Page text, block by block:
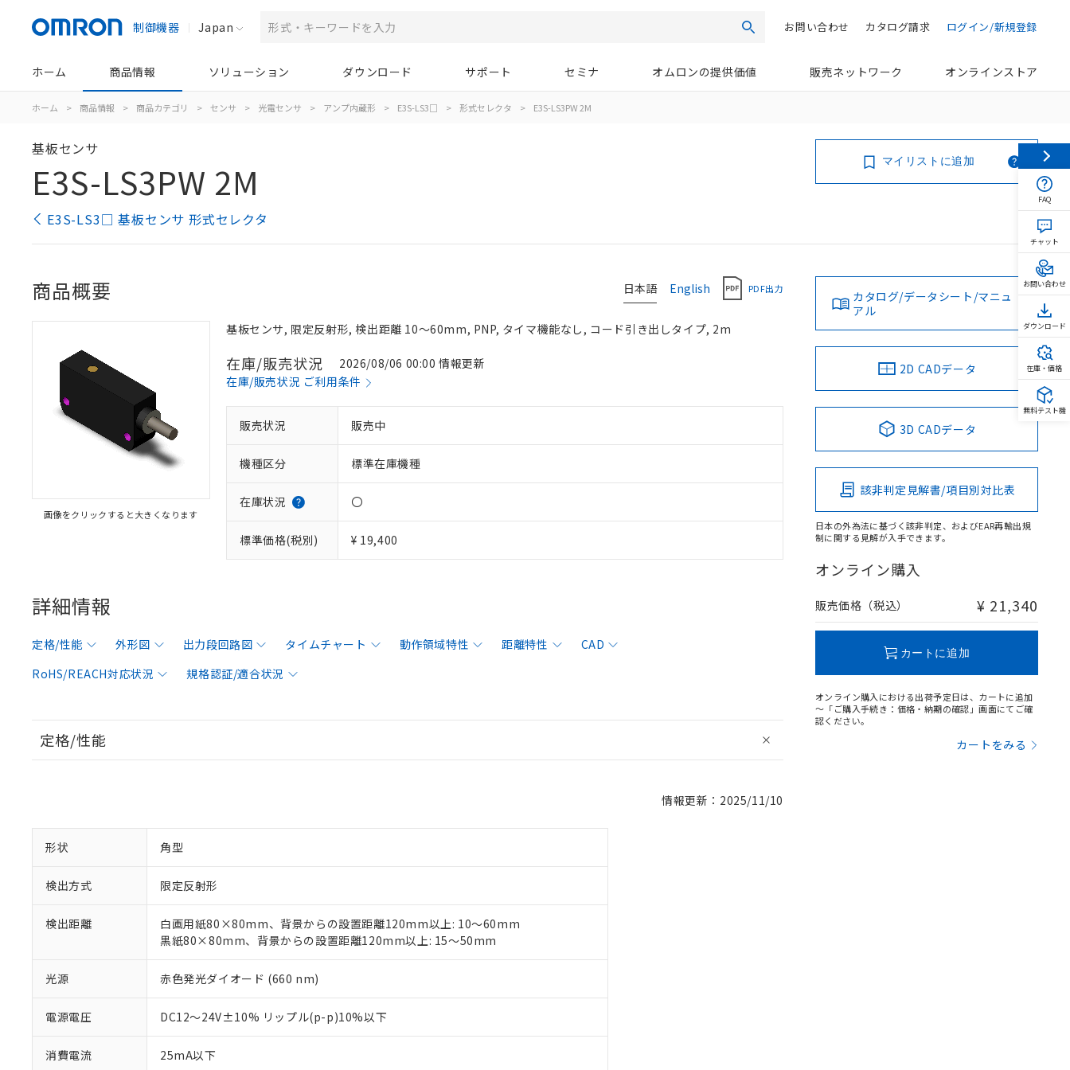
制御機器 Japan 検索 ログイン/新規登録
カタログ請求
お問い合わせ
ホーム 商品情報 ソリューション ダウンロード サポート セミナ オムロンの提供価値 販売ネットワーク オンラインストア
ホーム > 商品情報 > 商品カテゴリ > センサ > 光電センサ > アンプ内蔵形 > E3S-LS3□ > 形式セレクタ > E3S-LS3PW 2M
基板センサ
E3S-LS3PW 2M
E3S-LS3□ 基板センサ 形式セレクタ
マイリストに追加
日本語 English PDF出力
商品概要
画像をクリックすると大きくなります
基板センサ, 限定反射形, 検出距離 10～60mm, PNP, タイマ機能なし, コード引き出しタイプ, 2m
在庫/販売状況
2026/08/06 00:00 情報更新
在庫/販売状況 ご利用条件
販売状況 販売中
機種区分 標準在庫機種
在庫状況 〇
標準価格(税別) ¥ 19,400
詳細情報
定格/性能 外形図 出力段回路図 タイムチャート 動作領域特性 距離特性
CAD
RoHS/REACH対応状況
規格認証/適合状況
定格/性能
情報更新：2025/11/10
形状 角型
検出方式 限定反射形
検出距離
白画用紙80×80mm、背景からの設置距離120mm以上: 10～60mm
黒紙80×80mm、背景からの設置距離120mm以上: 15～50mm
光源 赤色発光ダイオード (660 nm)
電源電圧 DC12～24V±10% リップル(p-p)10%以下
消費電流 25mA以下
カタログ/データシート/マニュ
アル
2D CADデータ
3D CADデータ
該非判定見解書/項目別対比表
日本の外為法に基づく該非判定、およびEAR再輸出規
制に関する見解が入手できます。
オンライン購入
販売価格（税込） ¥ 21,340
カートに追加
オンライン購入における出荷予定日は、カートに追加
～「ご購入手続き：価格・納期の確認」画面にてご確
認ください。
カートをみる
FAQ
チャット
お問い合わせ
ダウンロード
在庫・価格
無料テスト機